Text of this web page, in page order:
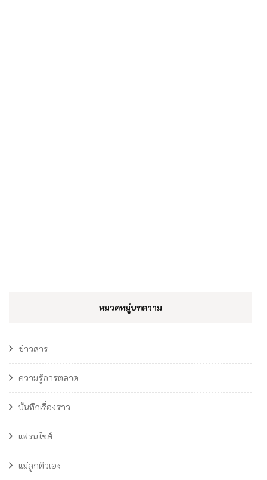
หมวดหมู่บทความ
ข่าวสาร
ความรู้การตลาด
บันทึกเรื่องราว
แฟรนไชส์
แม่ลูกติวเอง